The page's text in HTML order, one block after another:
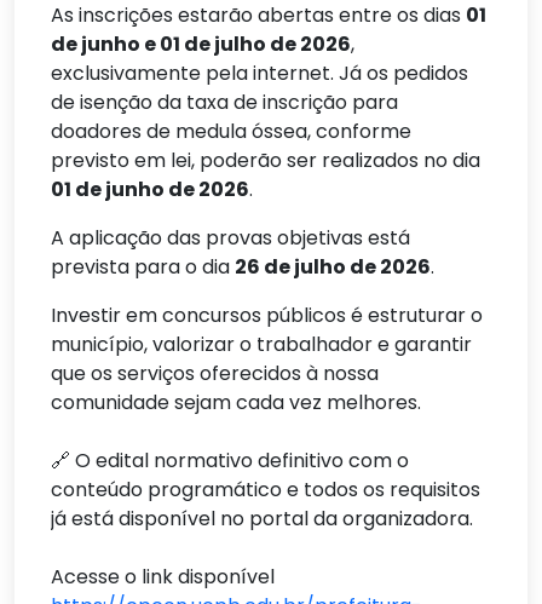
As inscrições estarão abertas entre os dias 01
de junho e 01 de julho de 2026,
exclusivamente pela internet. Já os pedidos
de isenção da taxa de inscrição para
doadores de medula óssea, conforme
previsto em lei, poderão ser realizados no dia
01 de junho de 2026.
A aplicação das provas objetivas está
prevista para o dia 26 de julho de 2026.
Investir em concursos públicos é estruturar o
município, valorizar o trabalhador e garantir
que os serviços oferecidos à nossa
comunidade sejam cada vez melhores.
🔗 O edital normativo definitivo com o
conteúdo programático e todos os requisitos
já está disponível no portal da organizadora.
Acesse o link disponível